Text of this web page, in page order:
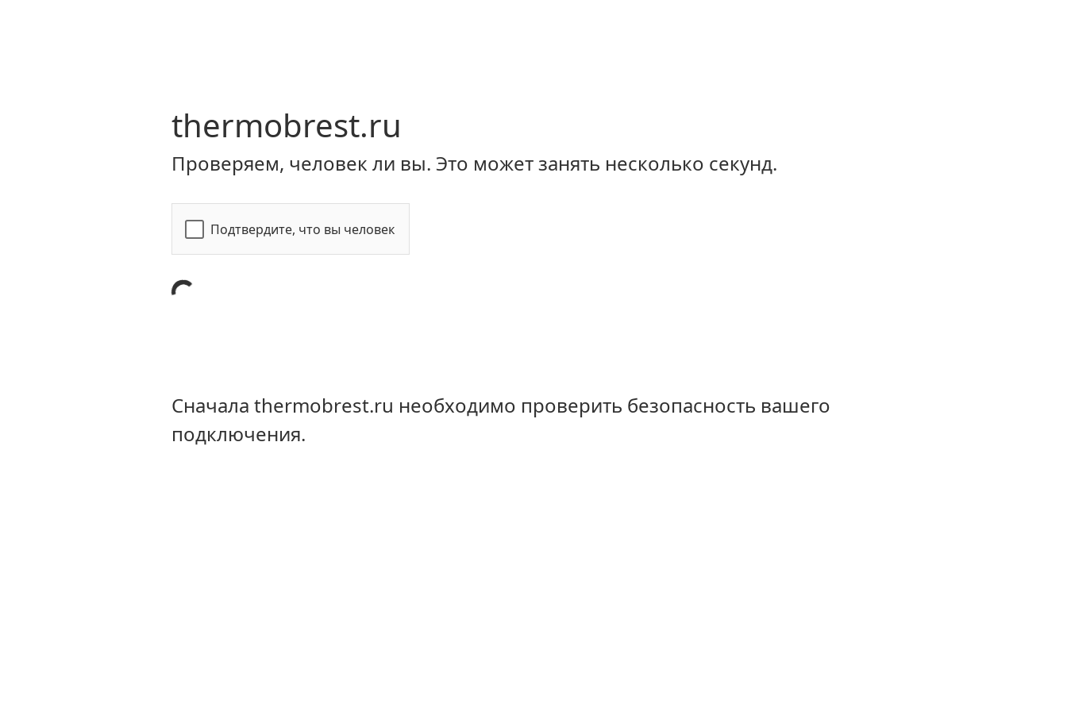
thermobrest.ru
Проверяем, человек ли вы. Это может занять несколько секунд.
Подтвердите, что вы человек
Сначала thermobrest.ru необходимо проверить безопасность вашего
подключения.